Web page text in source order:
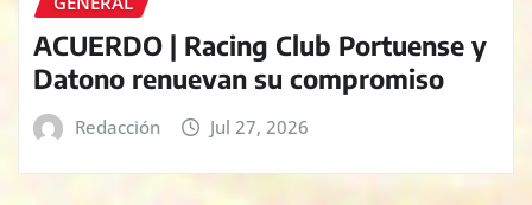
ACUERDO | Racing Club Portuense y
Datono renuevan su compromiso
Redacción Jul 27, 2026